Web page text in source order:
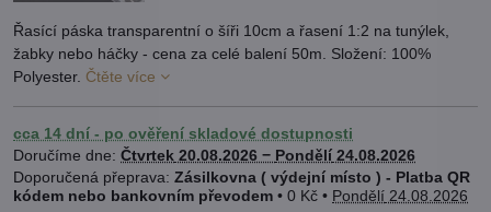
Řasící páska transparentní o šíři 10cm a řasení 1:2 na tunýlek,
žabky nebo háčky - cena za celé balení 50m. Složení: 100%
Polyester. Čtěte více
cca 14 dní - po ověření skladové dostupnosti
Doručíme dne: Čtvrtek 20.08.2026 − Pondělí 24.08.2026
Zásilkovna ( výdejní místo ) - Platba QR
kódem nebo bankovním převodem • 0 Kč • Pondělí 24.08.2026